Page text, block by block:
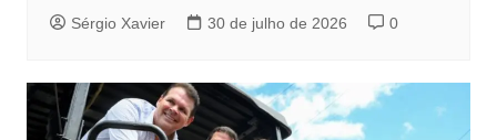
Sérgio Xavier 30 de julho de 2026 0